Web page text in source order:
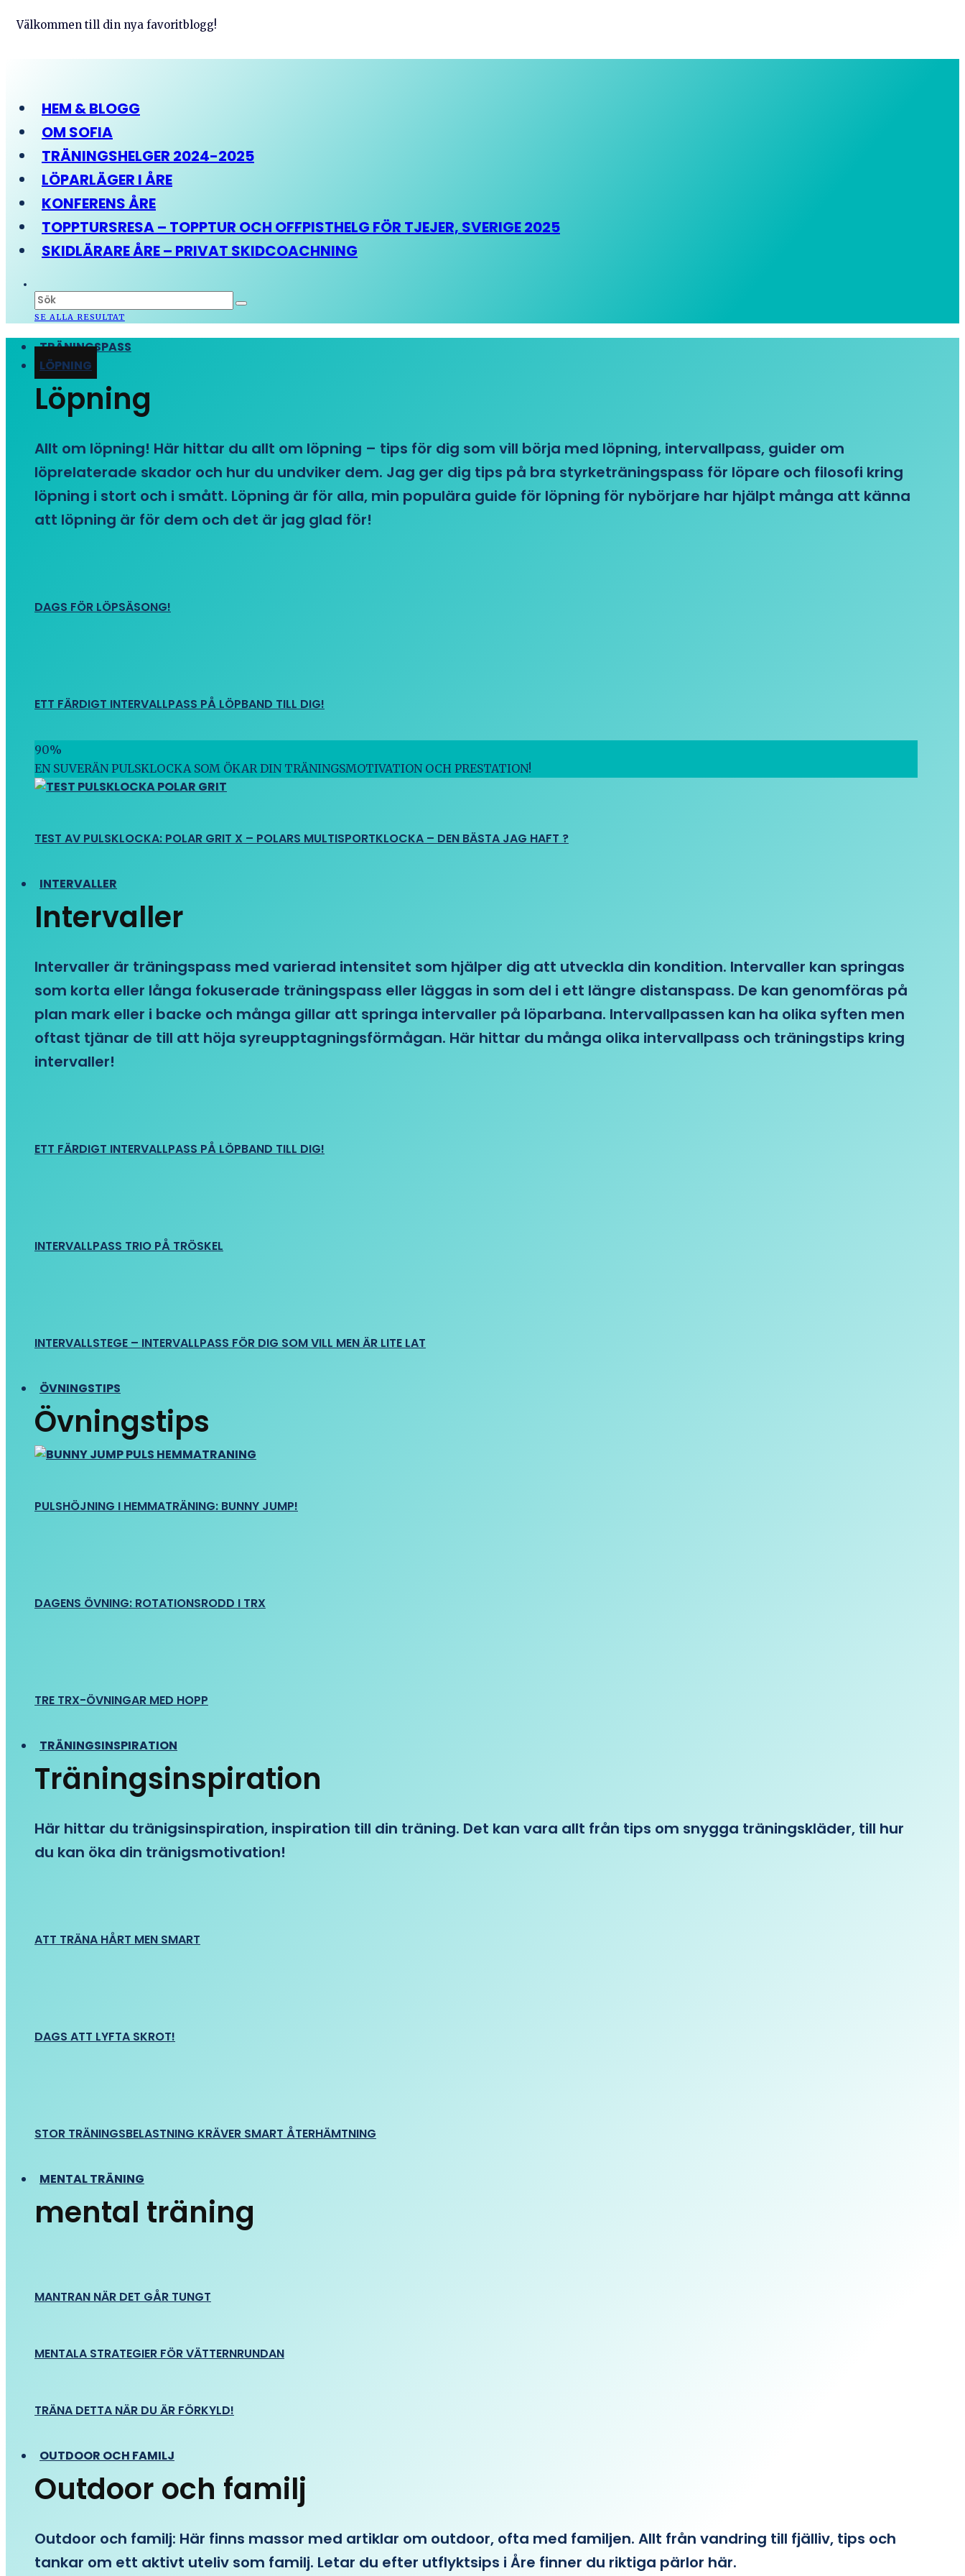
Välkommen till din nya favoritblogg!
HEM & BLOGG
OM SOFIA
TRÄNINGSHELGER 2024-2025
LÖPARLÄGER I ÅRE
KONFERENS ÅRE
TOPPTURSRESA – TOPPTUR OCH OFFPISTHELG FÖR TJEJER, SVERIGE 2025
SKIDLÄRARE ÅRE – PRIVAT SKIDCOACHNING
SE ALLA RESULTAT
TRÄNINGSPASS
LÖPNING
Löpning
Allt om löpning! Här hittar du allt om löpning – tips för dig som vill börja med löpning, intervallpass, guider om
löprelaterade skador och hur du undviker dem. Jag ger dig tips på bra styrketräningspass för löpare och filosofi kring
löpning i stort och i smått. Löpning är för alla, min populära guide för löpning för nybörjare har hjälpt många att känna
att löpning är för dem och det är jag glad för!
DAGS FÖR LÖPSÄSONG!
ETT FÄRDIGT INTERVALLPASS PÅ LÖPBAND TILL DIG!
90%
EN SUVERÄN PULSKLOCKA SOM ÖKAR DIN TRÄNINGSMOTIVATION OCH PRESTATION!
TEST AV PULSKLOCKA: POLAR GRIT X – POLARS MULTISPORTKLOCKA – DEN BÄSTA JAG HAFT ?
INTERVALLER
Intervaller
Intervaller är träningspass med varierad intensitet som hjälper dig att utveckla din kondition. Intervaller kan springas
som korta eller långa fokuserade träningspass eller läggas in som del i ett längre distanspass. De kan genomföras på
plan mark eller i backe och många gillar att springa intervaller på löparbana. Intervallpassen kan ha olika syften men
oftast tjänar de till att höja syreupptagningsförmågan. Här hittar du många olika intervallpass och träningstips kring
intervaller!
ETT FÄRDIGT INTERVALLPASS PÅ LÖPBAND TILL DIG!
INTERVALLPASS TRIO PÅ TRÖSKEL
INTERVALLSTEGE – INTERVALLPASS FÖR DIG SOM VILL MEN ÄR LITE LAT
ÖVNINGSTIPS
Övningstips
PULSHÖJNING I HEMMATRÄNING: BUNNY JUMP!
DAGENS ÖVNING: ROTATIONSRODD I TRX
TRE TRX-ÖVNINGAR MED HOPP
TRÄNINGSINSPIRATION
Träningsinspiration
Här hittar du tränigsinspiration, inspiration till din träning. Det kan vara allt från tips om snygga träningskläder, till hur
du kan öka din tränigsmotivation!
ATT TRÄNA HÅRT MEN SMART
DAGS ATT LYFTA SKROT!
STOR TRÄNINGSBELASTNING KRÄVER SMART ÅTERHÄMTNING
MENTAL TRÄNING
mental träning
MANTRAN NÄR DET GÅR TUNGT
MENTALA STRATEGIER FÖR VÄTTERNRUNDAN
TRÄNA DETTA NÄR DU ÄR FÖRKYLD!
OUTDOOR OCH FAMILJ
Outdoor och familj
Outdoor och familj: Här finns massor med artiklar om outdoor, ofta med familjen. Allt från vandring till fjälliv, tips och
tankar om ett aktivt uteliv som familj. Letar du efter utflyktsips i Åre finner du riktiga pärlor här.